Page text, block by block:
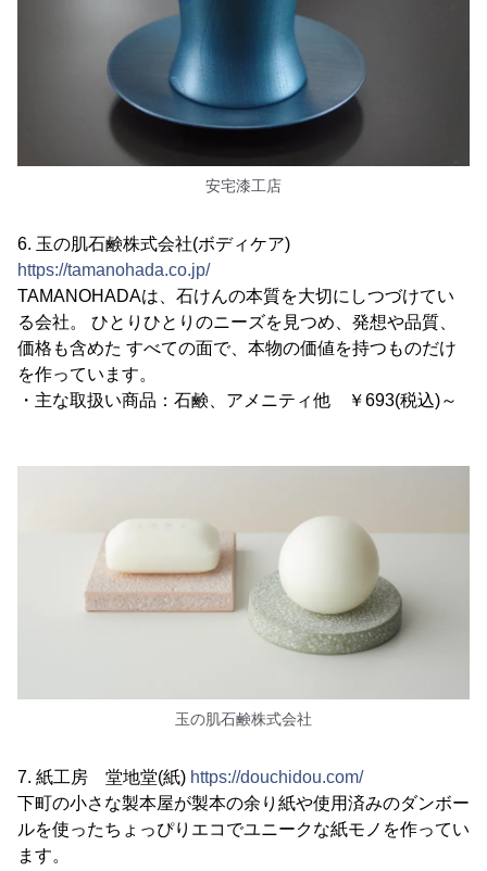
安宅漆工店
6. 玉の肌石鹸株式会社(ボディケア)
https://tamanohada.co.jp/
TAMANOHADAは、石けんの本質を大切にしつづけてい
る会社。 ひとりひとりのニーズを見つめ、発想や品質、
価格も含めた すべての面で、本物の価値を持つものだけ
を作っています。
・主な取扱い商品：石鹸、アメニティ他 ￥693(税込)～
玉の肌石鹸株式会社
7. 紙工房 堂地堂(紙) https://douchidou.com/
下町の小さな製本屋が製本の余り紙や使用済みのダンボー
ルを使ったちょっぴりエコでユニークな紙モノを作ってい
ます。